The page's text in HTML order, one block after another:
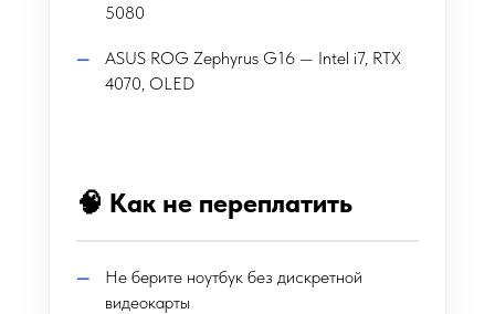
5080
ASUS ROG Zephyrus G16 — Intel i7, RTX
4070, OLED
🧠 Как не переплатить
Не берите ноутбук без дискретной
видеокарты